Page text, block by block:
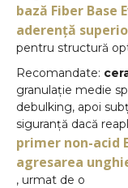
bază Fiber Base
aderență
pentru structură
Recomandate:
granulație medie
debulking, apoi
siguranță dacă
primer non-acid
agresarea
, urmat de o